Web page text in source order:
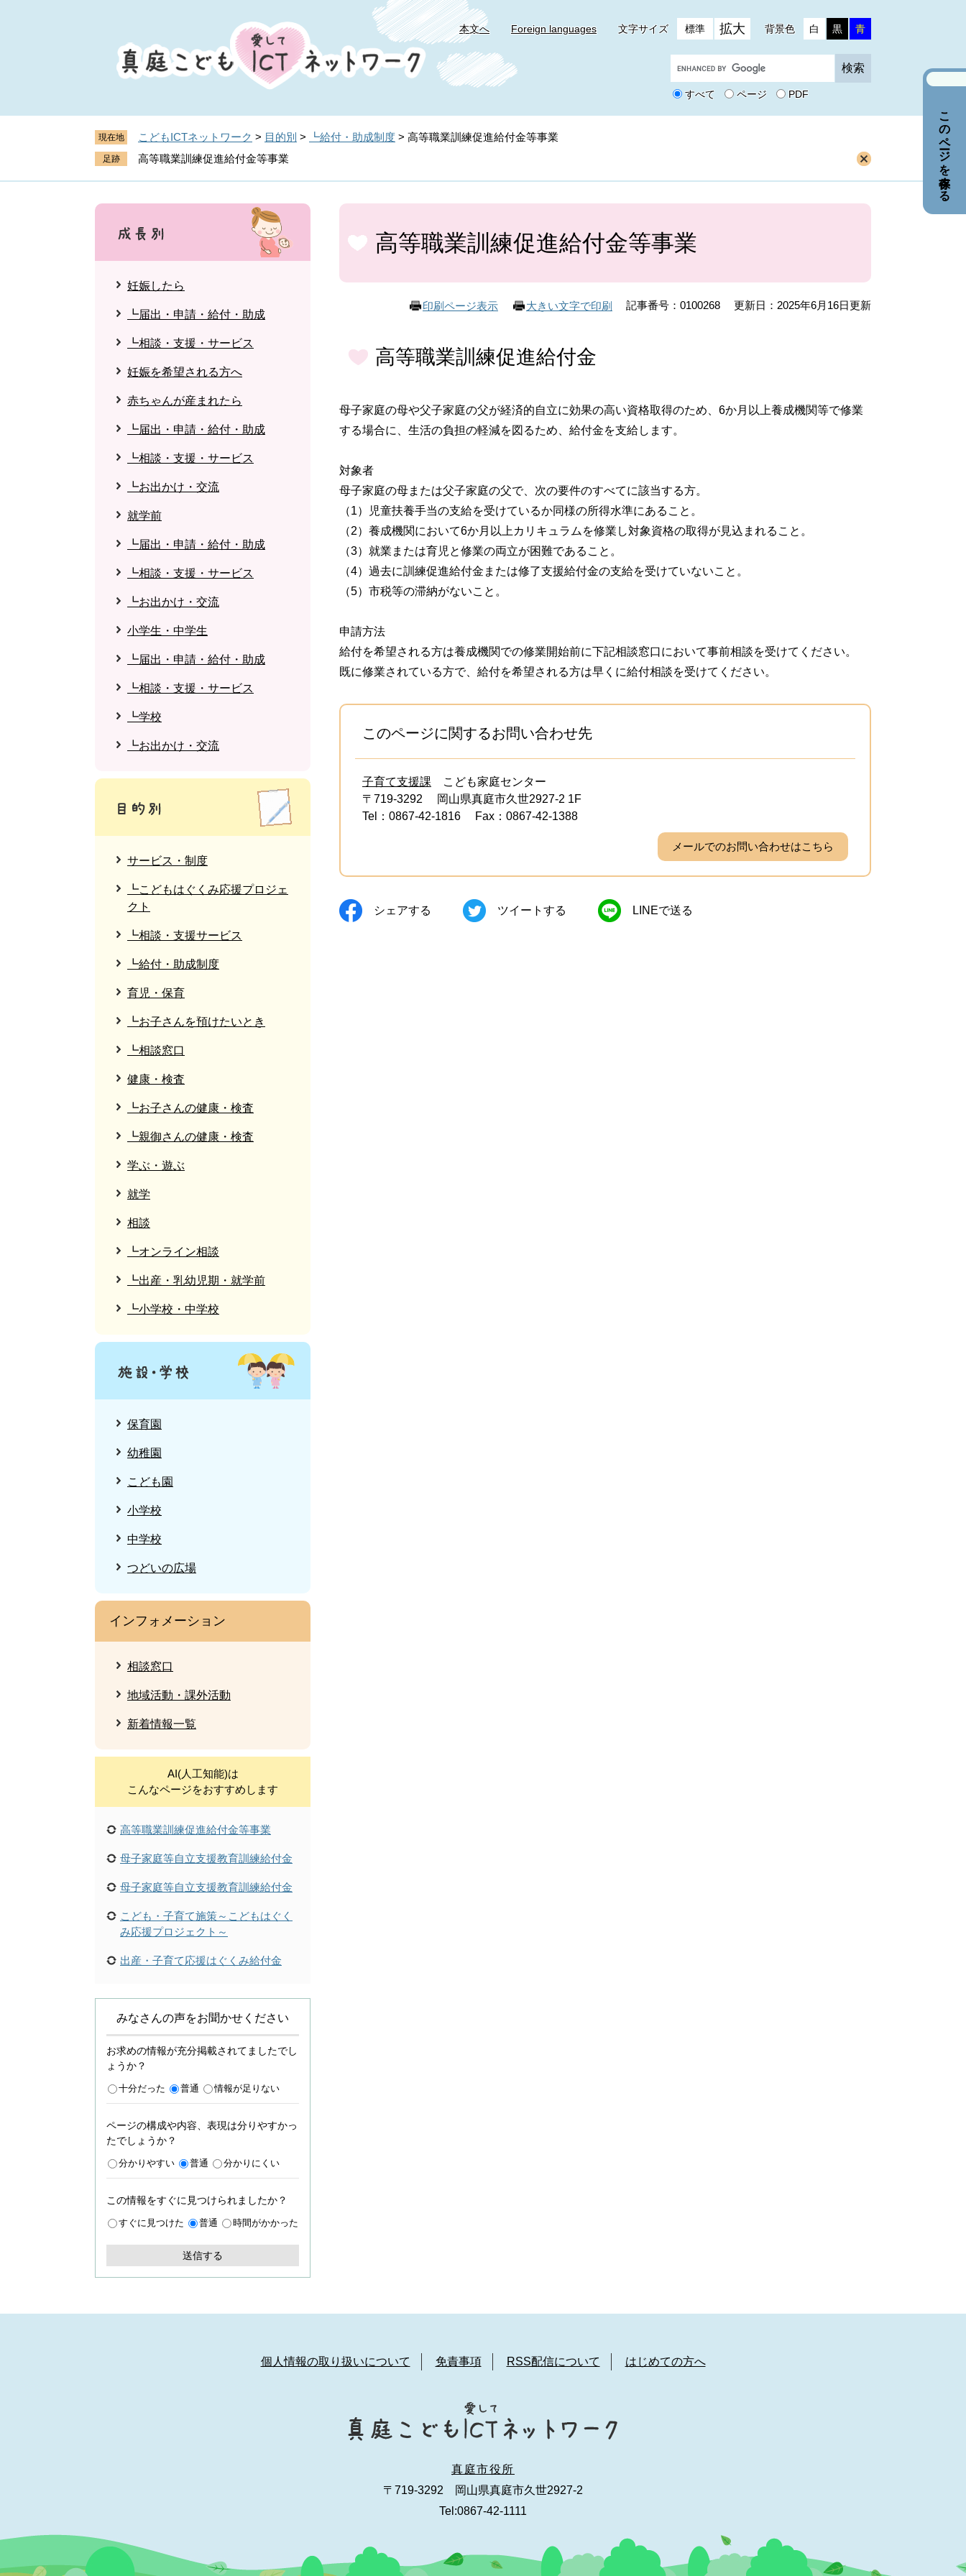
文
本文へ Foreign languages 文字サイズ 標準 拡大 背景色 白 黒 青
o
タ
すべて ページ PDF
現在地 こどもICTネットワーク > 目的別 > ┗給付・助成制度 > 高等職業訓練促進給付金等事業
高等職業訓練促進給付金等事業
本
高等職業訓練促進給付金等事業
印刷ページ表示 大きい文字で印刷 記事番号：0100268 更新日：2025年6月16日更新
高等職業訓練促進給付金
母子家庭の母や父子家庭の父が経済的自立に効果の高い資格取得のため、6か月以上養成機関等で修業
する場合に、生活の負担の軽減を図るため、給付金を支給します。
対象者
母子家庭の母または父子家庭の父で、次の要件のすべてに該当する方。
（1）児童扶養手当の支給を受けているか同様の所得水準にあること。
（2）養成機関において6か月以上カリキュラムを修業し対象資格の取得が見込まれること。
（3）就業または育児と修業の両立が困難であること。
（4）過去に訓練促進給付金または修了支援給付金の支給を受けていないこと。
（5）市税等の滞納がないこと。
申請方法
給付を希望される方は養成機関での修業開始前に下記相談窓口において事前相談を受けてください。
既に修業されている方で、給付を希望される方は早くに給付相談を受けてください。
このページに関するお問い合わせ先
子育て支援課
こども家庭センター
〒719-3292
岡山県真庭市久世2927-2 1F
Tel：0867-42-1816
Fax：0867-42-1388
メールでのお問い合わせはこちら
シェアする ツイートする LINEで送る
妊娠したら
┗届出・申請・給付・助成
┗相談・支援・サービス
妊娠を希望される方へ
赤ちゃんが産まれたら
┗届出・申請・給付・助成
┗相談・支援・サービス
┗お出かけ・交流
就学前
┗届出・申請・給付・助成
┗相談・支援・サービス
┗お出かけ・交流
小学生・中学生
┗届出・申請・給付・助成
┗相談・支援・サービス
┗学校
┗お出かけ・交流
サービス・制度
┗こどもはぐくみ応援プロジェ
クト
┗相談・支援サービス
┗給付・助成制度
育児・保育
┗お子さんを預けたいとき
┗相談窓口
健康・検査
┗お子さんの健康・検査
┗親御さんの健康・検査
学ぶ・遊ぶ
就学
相談
┗オンライン相談
┗出産・乳幼児期・就学前
┗小学校・中学校
保育園
幼稚園
こども園
小学校
中学校
つどいの広場
インフォメーション
相談窓口
地域活動・課外活動
新着情報一覧
AI(人工知能)は
こんなページをおすすめします
高等職業訓練促進給付金等事業
母子家庭等自立支援教育訓練給付金
母子家庭等自立支援教育訓練給付金
こども・子育て施策～こどもはぐく
み応援プロジェクト～
出産・子育て応援はぐくみ給付金
みなさんの声をお聞かせください
お求めの情報が充分掲載されてましたでし
ょうか？
十分だった 普通 情報が足りない
ページの構成や内容、表現は分りやすかっ
たでしょうか？
分かりやすい 普通 分かりにくい
この情報をすぐに見つけられましたか？
すぐに見つけた 普通 時間がかかった
個人情報の取り扱いについて 免責事項 RSS配信について はじめての方へ
真庭市役所
〒719-3292 岡山県真庭市久世2927-2
Tel:0867-42-1111
このページを保存する